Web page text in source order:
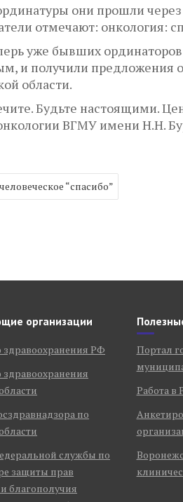
они прошли
отмечают: онкология:
уже бывших
и получили предложения о
области.
Будьте настоящими.
ВГМУ имени Н.Н.
“спасибо”
организации
здравоохранения РФ
по
службы по
защиты прав
благополучия
Портал
Работа в